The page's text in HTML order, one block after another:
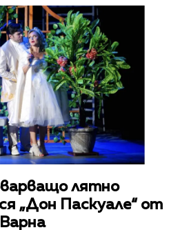
лятно
„Дон Паскуале“ от